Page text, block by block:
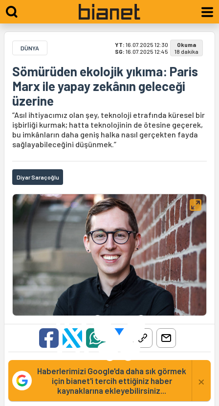
DÜNYA YT: 16.07.2025 12:30
SG: 16.07.2025 12:45
Okuma
18 dakika
Sömürüden ekolojik yıkıma: Paris
Marx ile yapay zekânın geleceği
üzerine
“Asıl ihtiyacımız olan şey, teknoloji etrafında küresel bir
işbirliği kurmak; hatta teknolojinin de ötesine geçerek,
bu imkânların daha geniş halka nasıl gerçekten fayda
sağlayabileceğini düşünmek.”
Diyar Saraçoğlu
Haberlerimizi Google'da daha sık görmek
için bianet'i tercih ettiğiniz haber
kaynaklarına ekleyebilirsiniz...
×